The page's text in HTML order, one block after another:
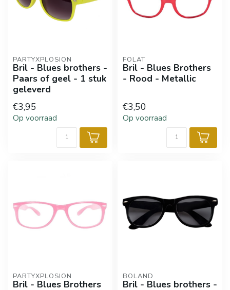
PARTYXPLOSION
Bril - Blues brothers -
Paars of geel - 1 stuk
geleverd
€3,95
Op voorraad
FOLAT
Bril - Blues Brothers
- Rood - Metallic
€3,50
Op voorraad
PARTYXPLOSION
Bril - Blues Brothers
BOLAND
Bril - Blues brothers -